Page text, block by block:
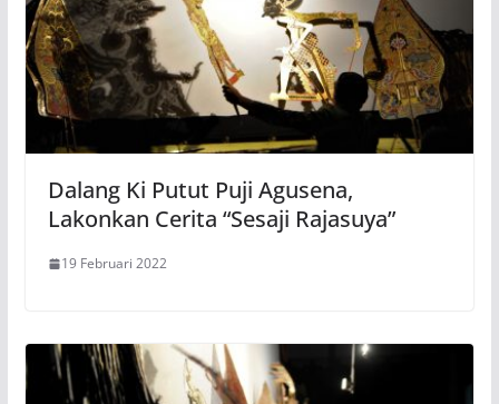
Dalang Ki Putut Puji Agusena,
Lakonkan Cerita “Sesaji Rajasuya”
19 Februari 2022